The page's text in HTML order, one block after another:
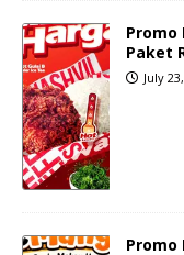
Promo
Paket
July
Promo